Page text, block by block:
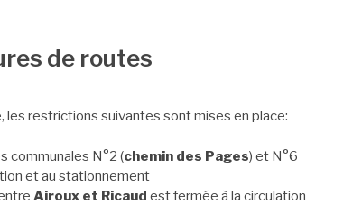
de routes
restrictions suivantes sont mises en place:
communales N°2 (chemin des Pages) et N°6
et au stationnement
Airoux et Ricaud est fermée à la circulation